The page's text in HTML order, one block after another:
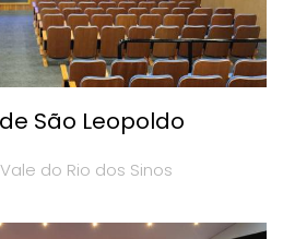
São Leopoldo
do Rio dos Sinos